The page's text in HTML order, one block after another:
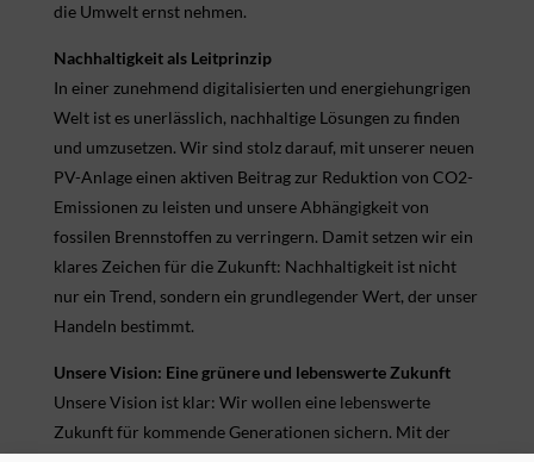
die Umwelt ernst nehmen.
Nachhaltigkeit als Leitprinzip
In einer zunehmend digitalisierten und energiehungrigen
Welt ist es unerlässlich, nachhaltige Lösungen zu finden
und umzusetzen. Wir sind stolz darauf, mit unserer neuen
PV-Anlage einen aktiven Beitrag zur Reduktion von CO2-
Emissionen zu leisten und unsere Abhängigkeit von
fossilen Brennstoffen zu verringern. Damit setzen wir ein
klares Zeichen für die Zukunft: Nachhaltigkeit ist nicht
nur ein Trend, sondern ein grundlegender Wert, der unser
Handeln bestimmt.
Unsere Vision: Eine grünere und lebenswerte Zukunft
Unsere Vision ist klar: Wir wollen eine lebenswerte
Zukunft für kommende Generationen sichern. Mit der